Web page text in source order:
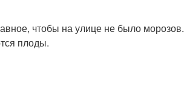
чтобы на улице не было морозов.
плоды.